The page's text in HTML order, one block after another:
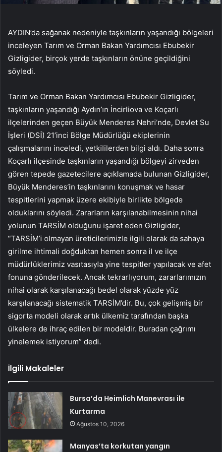
AYDIN’da sağanak nedeniyle taşkınların yaşandığı bölgeleri
inceleyen Tarım ve Orman Bakan Yardımcısı Ebubekir
Gizligider, birçok yerde taşkınların önüne geçildiğini
söyledi.
Tarım ve Orman Bakan Yardımcısı Ebubekir Gizligider,
taşkınların yaşandığı Aydın’ın İncirliova ve Koçarlı
ilçelerinden geçen Büyük Menderes Nehri’nde, Devlet Su
İşleri (DSİ) 21’inci Bölge Müdürlüğü ekiplerinin
çalışmalarını inceledi, yetkililerden bilgi aldı. Daha sonra
Koçarlı ilçesinde taşkınların yaşandığı bölgeyi zirveden
gören tepede gazetecilere açıklamada bulunan Gizligider,
Büyük Menderes’in taşkınlarını konuşmak ve hasar
tespitlerini yapmak üzere ekibiyle birlikte bölgede
olduklarını söyledi. Zararların karşılanabilmesinin nihai
yolunun TARSİM olduğunu işaret eden Gizligider,
“TARSİM’i olmayan üreticilerimizle ilgili olarak da sahaya
girilme ihtimali doğduktan hemen sonra il ve ilçe
müdürlüklerimiz vasıtasıyla yine tespitler yapılacak ve afet
fonuna gönderilecek. Ancak tekrarlıyorum, zararlarımızın
nihai olarak karşılanacağı bedel olarak yüzde yüz
karşılanacağı sistematik TARSİM’dir. Bu, çok gelişmiş bir
sigorta modeli olarak artık ülkemiz tarafından başka
ülkelere de ihraç edilen bir modeldir. Buradan çağrımı
yinelemek istiyorum” dedi.
İlgili Makaleler
Bursa’da Heimlich Manevrası ile
Kurtarma
Ağustos 10, 2026
Manyas’ta korkutan yangın